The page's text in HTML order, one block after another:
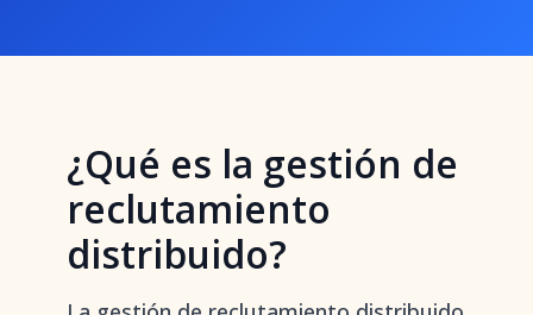
¿Qué es la gestión de
reclutamiento
distribuido?